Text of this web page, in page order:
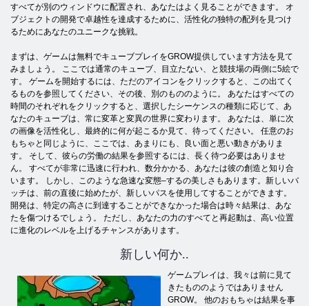
すべてが別のウィンドウに配置され、あなたはよく見ることができます。 オ
ブジェクトの開発で卓越性を達成するために、活性化の独特の配列を見つけ
るためにあなたのユニークな挑戦。
まずは、ゲームは無料でキューブプレイをGROW提供しています方法を見て
みましょう。 ここでは通常のキューブ、目立たない、と競技場の両側に5絵で
す。 ゲームを開始するには、ただのアイコンをクリックすると、この出てく
るものを参照してください、その後、別のもののように。 あなたはすべての
時間のそれぞれをクリックすると、選択したシーケンスの種類に応じて、あ
なたのキューブは、常に変革と変異の世界に変わります。 あなたは、単に次
の画像を活性化し、最終的に何が起こるか見て、待ってください。 任意のお
もちゃと同じように、ここでは、あまりにも、良い面と悪い動きがありま
す。 そして、彼らの労働の結果を参照するには、長く待つ必要はありませ
ん。 すべてが非常に迅速に行われ、数分かかる、あなたは彼の創造と知り合
います。 しかし、このような急速な変態–するの美しさもあります。新しいバ
ッチは、前の直後に始めたが、新しいパスを使用してすることができます。
開発は、特定の高さに到達することができなかった場合は時々結果は、あな
たを傷つけるでしょう。 ただし、あなたの力のすべてと再起動は、高い位置
に進化のレベルを上げるチャンスがあります。
新しい何か..
ゲームプレイは、我々は前に見て
きたもののようではありません
GROW。 他のおもちゃは結果を事